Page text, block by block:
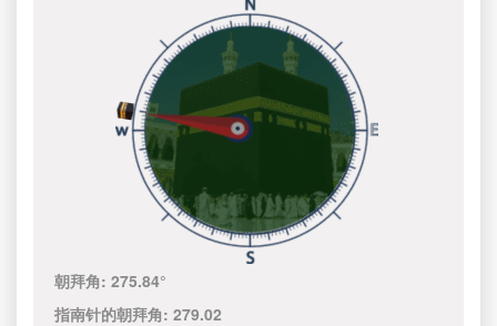
朝拜角:275.84°
指南针的朝拜角:279.02